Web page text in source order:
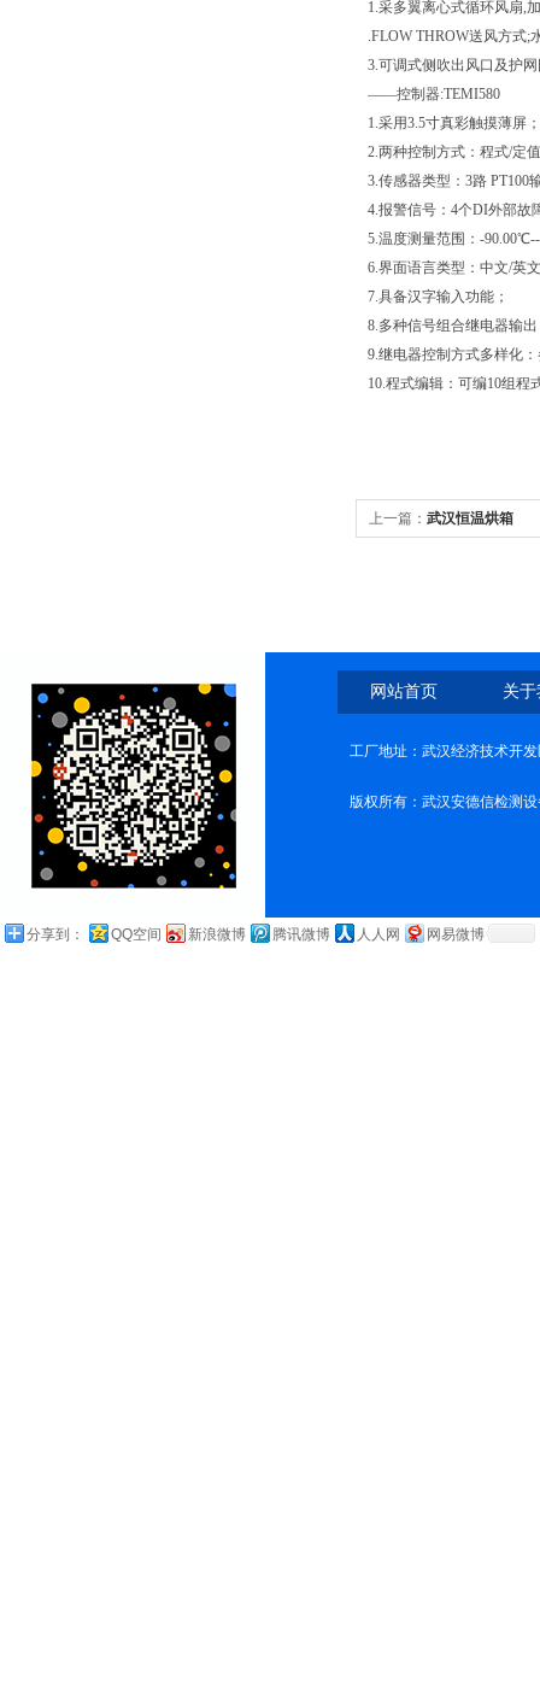
1.采多翼离心式循环风扇,
.FLOW THROW送风方式;
3.可调式侧吹出风口及护
——控制器:TEMI580
1.采用3.5寸真彩触摸薄屏；
2.两种控制方式：程式/定
3.传感器类型：3路 PT100
4.报警信号：4个DI外部故
5.温度测量范围：-
6.界面语言类型：中文/英
7.具备汉字输入功能；
8.多种信号组合继电器输
9.继电器控制方式多样化
10.程式编辑：可编10组程
上一篇： 武汉恒温烘箱
网站首页 关
工厂地址：武汉经济技术开
版权所有：武汉安德信检测
分享到： QQ空间 新浪微博 腾讯微博 人人网 网易微博